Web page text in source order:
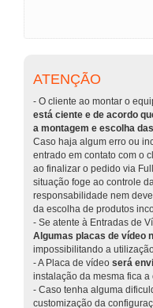
ATENÇÃO
- O cliente ao montar o
está ciente e de acordo
a montagem e escolha
Caso haja algum erro ou
entrado em contato com o
ao finalizar o pedido via
situação foge ao controle
responsabilidade nem
da escolha de produtos
- Se atente à Entradas de
Algumas placas de vídeo
impossibilitando a
- A Placa de vídeo será
instalação da mesma fica
- Caso tenha alguma
customização da